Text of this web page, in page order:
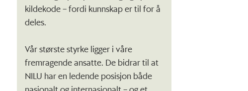
kildekode – fordi kunnskap er til for å
deles.
Vår største styrke ligger i våre
fremragende ansatte. De bidrar til at
NILU har en ledende posisjon både